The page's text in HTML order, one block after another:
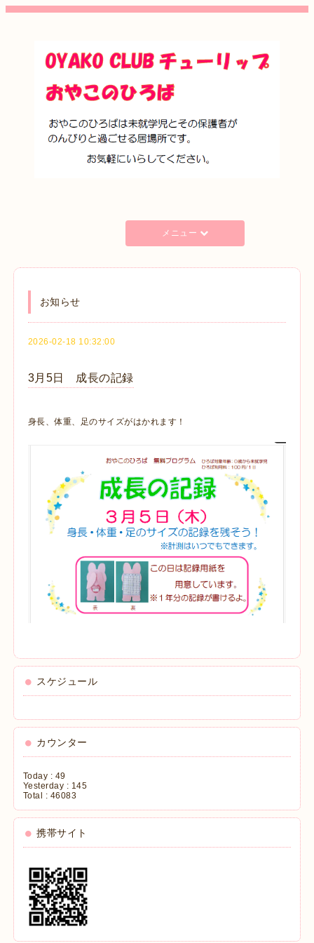
メニュー
お知らせ
2026-02-18 10:32:00
3月5日 成長の記録
身長、体重、足のサイズがはかれます！
スケジュール
カウンター
Today : 49
Yesterday : 145
Total : 46083
携帯サイト